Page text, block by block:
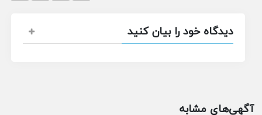
دیدگاه خود را بیان کنید
آگهی‌های مشابه